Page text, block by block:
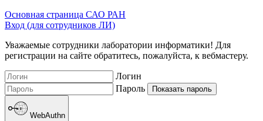
Основная страница САО РАН
Вход (для сотрудников ЛИ)
Уважаемые сотрудники лаборатории информатики! Для
регистрации на сайте обратитесь, пожалуйста, к вебмастеру.
Логин
Пароль
Показать пароль
WebAuthn